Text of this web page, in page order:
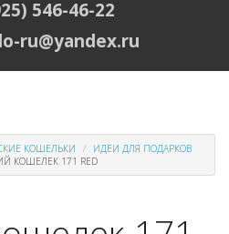
546-46-22
ru@yandex.ru
КОШЕЛЬКИ
ИДЕИ ДЛЯ ПОДАРКОВ
КОШЕЛЕК 171 RED